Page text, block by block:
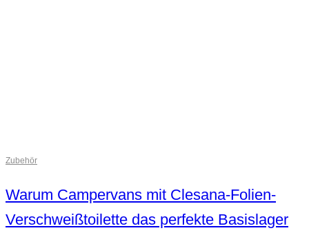
Zubehör
Warum Campervans mit Clesana-Folien-
Verschweißtoilette das perfekte Basislager